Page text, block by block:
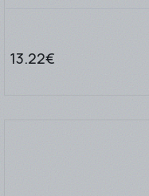
13.22€